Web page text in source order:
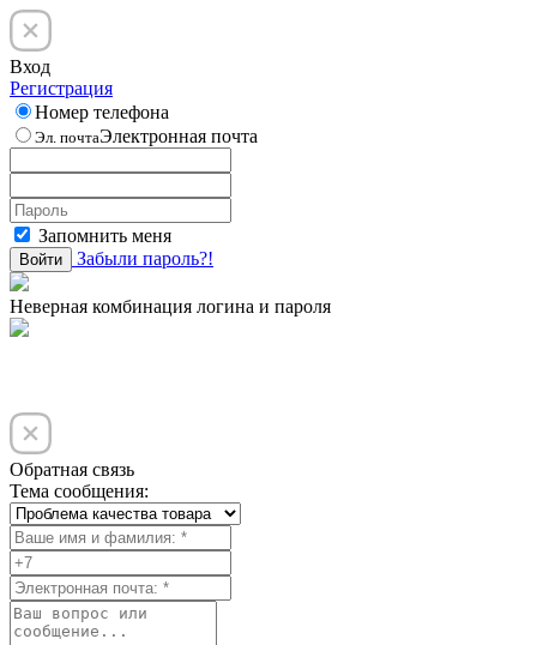
Вход
Регистрация
Номер телефона
Эл. почтаЭлектронная почта
Запомнить меня
Войти Забыли пароль?!
Неверная комбинация логина и пароля
Обратная связь
Тема сообщения: